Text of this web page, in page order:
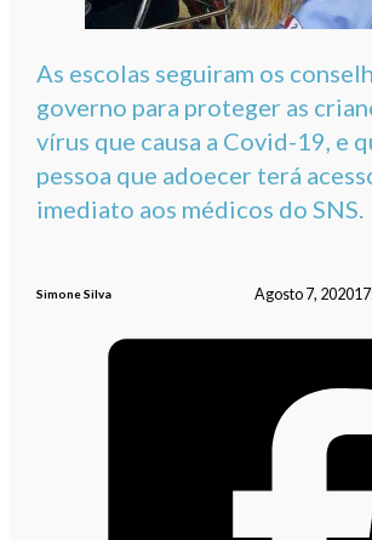
As escolas seguiram os
governo para proteger as
vírus que causa a Covid-19, e
pessoa que adoecer terá
imediato aos médicos do SNS.
Simone Silva Agosto 7, 2020